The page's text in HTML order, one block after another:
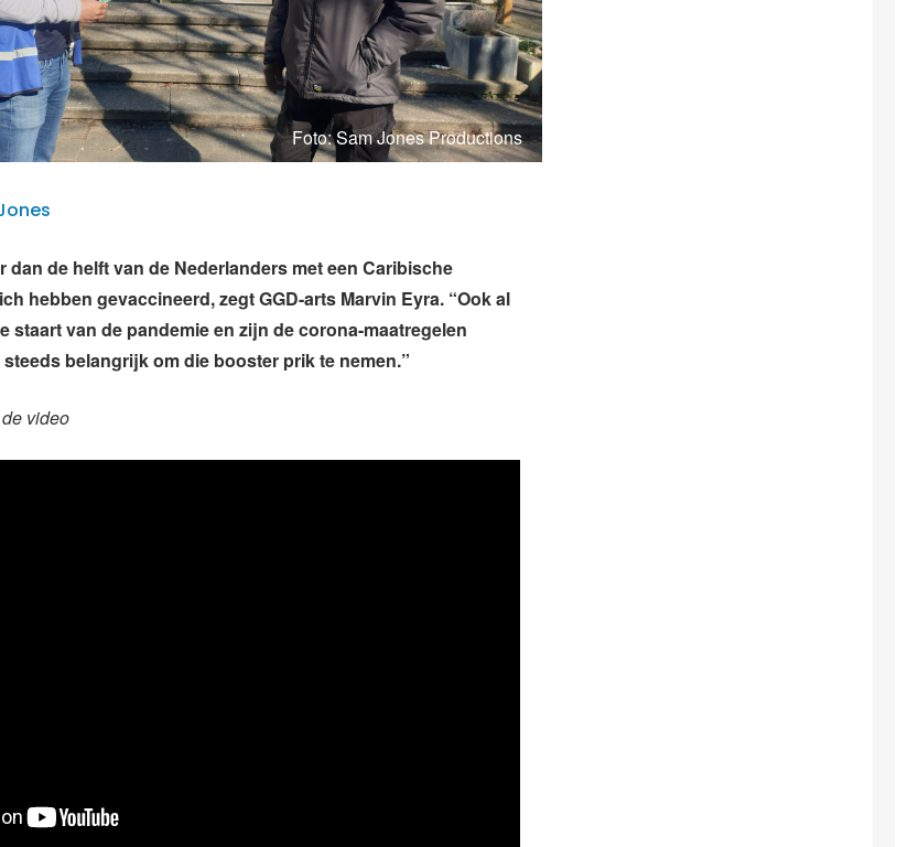
Foto: Sam Jones Productions
dan de helft van de Nederlanders met een Caribische
hebben gevaccineerd, zegt GGD-arts Marvin Eyra. “Ook al
staart van de pandemie en zijn de corona-maatregelen
belangrijk om die booster prik te nemen.”
video